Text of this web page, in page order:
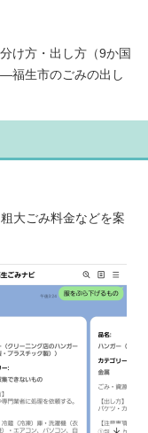
け方・出し方（9か国
福生市のごみの出し
大ごみ料金などを案